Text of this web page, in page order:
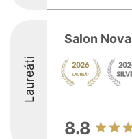
Laureáti
Salon Nova
8.8